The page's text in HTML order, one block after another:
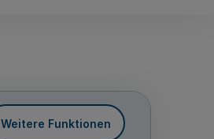
Weitere Funktionen